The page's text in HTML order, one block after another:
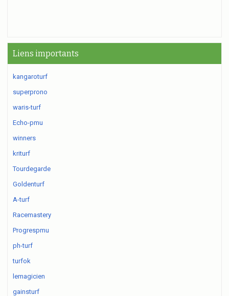
Liens importants
kangaroturf
superprono
waris-turf
Echo-pmu
winners
kriturf
Tourdegarde
Goldenturf
A-turf
Racemastery
Progrespmu
ph-turf
turfok
lemagicien
gainsturf